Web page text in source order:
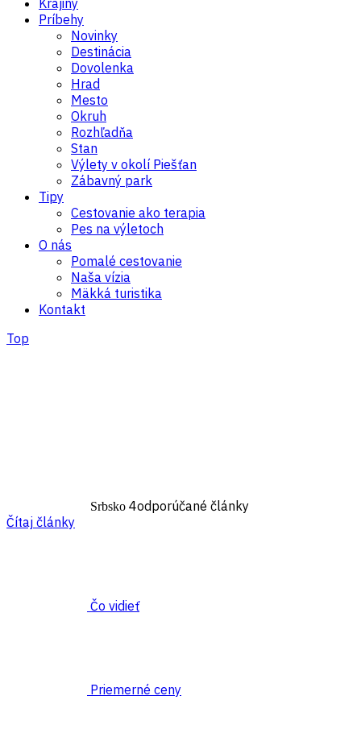
Príbehy
Novinky
Destinácia
Dovolenka
Hrad
Mesto
Okruh
Rozhľadňa
Stan
Výlety v okolí Piešťan
Zábavný park
Tipy
Cestovanie ako terapia
Pes na výletoch
O nás
Pomalé cestovanie
Naša vízia
Mäkká turistika
Kontakt
Top
Srbsko 4odporúčané články
Čítaj články
Čo vidieť
Priemerné ceny